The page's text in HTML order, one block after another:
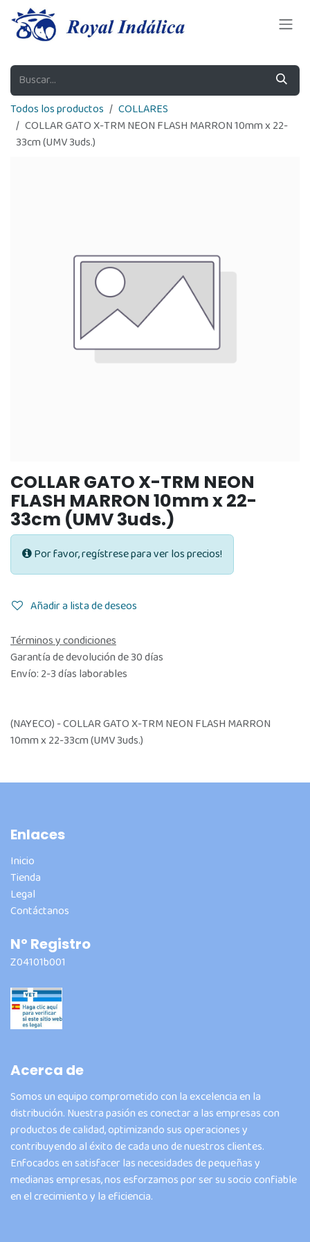
Ir al contenido
Todos los productos
COLLARES
COLLAR GATO X-TRM NEON FLASH MARRON 10mm x 22-
33cm (UMV 3uds.)
COLLAR GATO X-TRM NEON
FLASH MARRON 10mm x 22-
33cm (UMV 3uds.)
Por favor, regístrese para ver los precios!
Añadir a lista de deseos
Términos y condiciones
Garantía de devolución de 30 días
Envío: 2-3 días laborables
(NAYECO) - COLLAR GATO X-TRM NEON FLASH MARRON
10mm x 22-33cm (UMV 3uds.)
Enlaces
Inicio
Tienda
Legal
Contáctanos
Nº Registro
Z04101b001
Acerca de
Somos un equipo comprometido con la excelencia en la
distribución. Nuestra pasión es conectar a las empresas con
productos de calidad, optimizando sus operaciones y
contribuyendo al éxito de cada uno de nuestros clientes.
Enfocados en satisfacer las necesidades de pequeñas y
medianas empresas, nos esforzamos por ser su socio confiable
en el crecimiento y la eficiencia.